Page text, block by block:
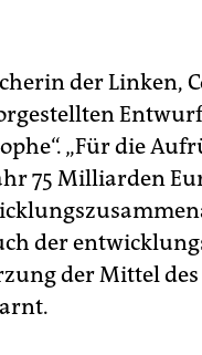
der Linken,
„Für die
75 Milliarden
der
der Mittel des